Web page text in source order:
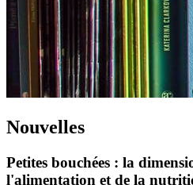
Nouvelles
Petites bouchées : la
l'alimentation et de la